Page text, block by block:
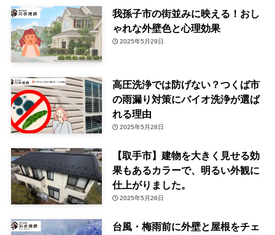
我孫子市の街並みに映える！おし
ゃれな外壁色と心理効果
2025年5月29日
高圧洗浄では防げない？つくば市
の雨漏り対策にバイオ洗浄が選ば
れる理由
2025年5月28日
【取手市】建物を大きく見せる効
果もあるカラーで、明るい外観に
仕上がりました。
2025年5月26日
台風・梅雨前に外壁と屋根をチェ